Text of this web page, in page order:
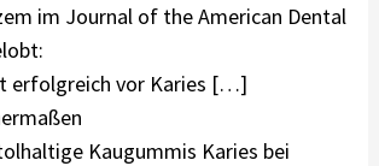
im Journal of the American Dental
erfolgreich vor Karies […]
Kaugummis Karies bei